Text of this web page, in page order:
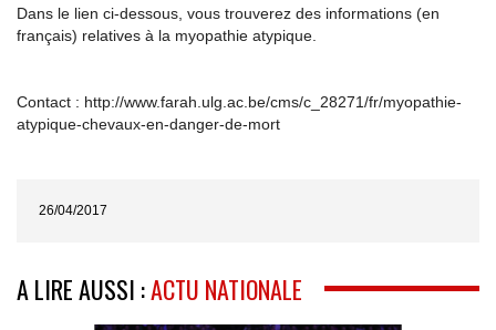
Dans le lien ci-dessous, vous trouverez des informations (en
français) relatives à la myopathie atypique.
Contact : http://www.farah.ulg.ac.be/cms/c_28271/fr/myopathie-
atypique-chevaux-en-danger-de-mort
26/04/2017
A LIRE AUSSI :ACTU NATIONALE